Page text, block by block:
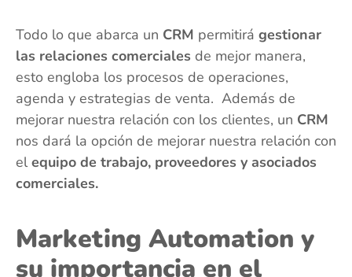
Todo lo que abarca un CRM permitirá gestionar
las relaciones comerciales de mejor manera,
esto engloba los procesos de operaciones,
agenda y estrategias de venta. Además de
mejorar nuestra relación con los clientes, un CRM
nos dará la opción de mejorar nuestra relación con
elequipo de trabajo, proveedores y asociados
comerciales.
Marketing Automation y
su importancia en el